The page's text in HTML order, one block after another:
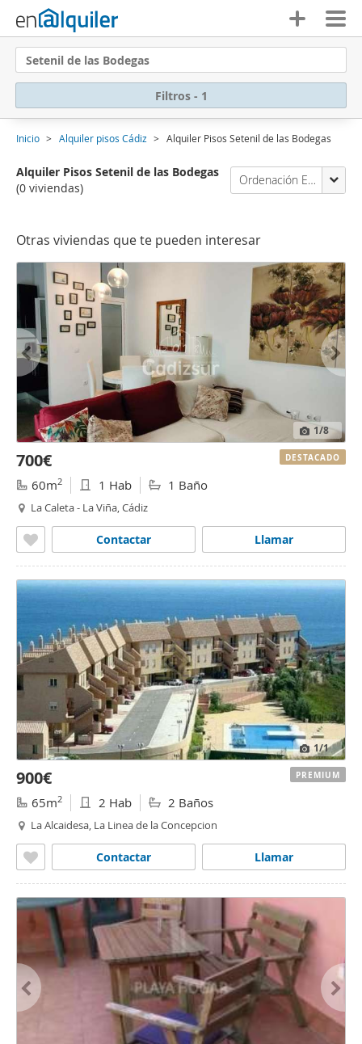
Setenil de las Bodegas
Filtros - 1
Inicio Alquiler pisos Cádiz Alquiler Pisos Setenil de las Bodegas
Alquiler Pisos Setenil de las Bodegas
(0 viviendas)
Ordenación Enalquiler
Otras viviendas que te pueden interesar
1/8
700€
60m2 1 Hab 1 Baño
La Caleta - La Viña, Cádiz
Llamar
Contactar
DESTACADO
1/1
900€
65m2 2 Hab 2 Baños
La Alcaidesa, La Linea de la Concepcion
Llamar
Contactar
PREMIUM